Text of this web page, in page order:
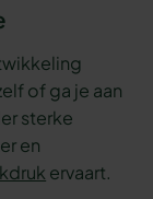
of ga je aan
sterke
en
ervaart.